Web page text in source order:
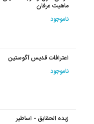
ماهیت عرفان
ناموجود
اعترافات‏ قدیس‏ آگوستین‏
ناموجود
زبده الحقایق - اساطیر